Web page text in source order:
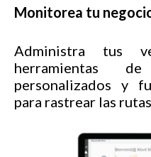
Monitorea tu
Administra tus
herramientas
personalizados y
para rastrear las rutas.